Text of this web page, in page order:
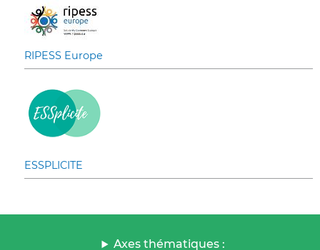
RIPESS Europe
ESSPLICITE
Axes thématiques :